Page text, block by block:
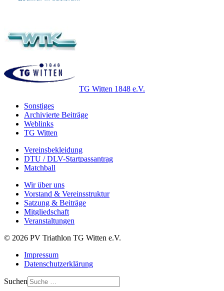
TG Witten 1848 e.V.
Sonstiges
Archivierte Beiträge
Weblinks
TG Witten
Vereinsbekleidung
DTU / DLV-Startpassantrag
Matchball
Wir über uns
Vorstand & Vereinsstruktur
Satzung & Beiträge
Mitgliedschaft
Veranstaltungen
© 2026 PV Triathlon TG Witten e.V.
Impressum
Datenschutzerklärung
Suchen